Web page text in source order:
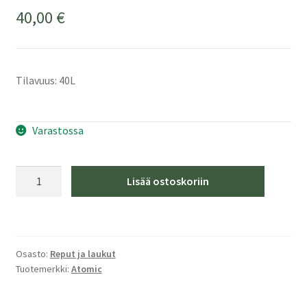
40,00 €
Tilavuus: 40L
Varastossa
Punainen
Mono
Lisää ostoskoriin
Osasto: Reput ja laukut
Tuotemerkki: Atomic